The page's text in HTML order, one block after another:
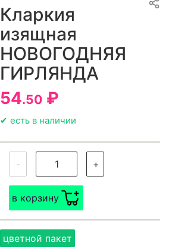
Кларкия
изящная
НОВОГОДНЯЯ
ГИРЛЯНДА
54.50 ₽
✔ есть в наличии
- +
в корзину
цветной пакет